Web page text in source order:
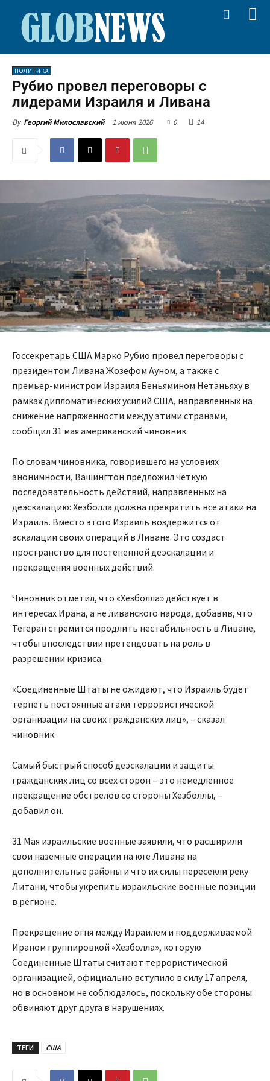
ПОЛИТИКА
Рубио провел переговоры с
лидерами Израиля и Ливана
By Георгий Милославский 1 июня 2026 0 14
Госсекретарь США Марко Рубио провел переговоры с
президентом Ливана Жозефом Ауном, а также с
премьер-министром Израиля Беньямином Нетаньяху в
рамках дипломатических усилий США, направленных на
снижение напряженности между этими странами,
сообщил 31 мая американский чиновник.
По словам чиновника, говорившего на условиях
анонимности, Вашингтон предложил четкую
последовательность действий, направленных на
деэскалацию: Хезболла должна прекратить все атаки на
Израиль. Вместо этого Израиль воздержится от
эскалации своих операций в Ливане. Это создаст
пространство для постепенной деэскалации и
прекращения военных действий.
Чиновник отметил, что «Хезболла» действует в
интересах Ирана, а не ливанского народа, добавив, что
Тегеран стремится продлить нестабильность в Ливане,
чтобы впоследствии претендовать на роль в
разрешении кризиса.
«Соединенные Штаты не ожидают, что Израиль будет
терпеть постоянные атаки террористической
организации на своих гражданских лиц», – сказал
чиновник.
Самый быстрый способ деэскалации и защиты
гражданских лиц со всех сторон – это немедленное
прекращение обстрелов со стороны Хезболлы, –
добавил он.
31 Мая израильские военные заявили, что расширили
свои наземные операции на юге Ливана на
дополнительные районы и что их силы пересекли реку
Литани, чтобы укрепить израильские военные позиции
в регионе.
Прекращение огня между Израилем и поддерживаемой
Ираном группировкой «Хезболла», которую
Соединенные Штаты считают террористической
организацией, официально вступило в силу 17 апреля,
но в основном не соблюдалось, поскольку обе стороны
обвиняют друг друга в нарушениях.
ТЕГИ США